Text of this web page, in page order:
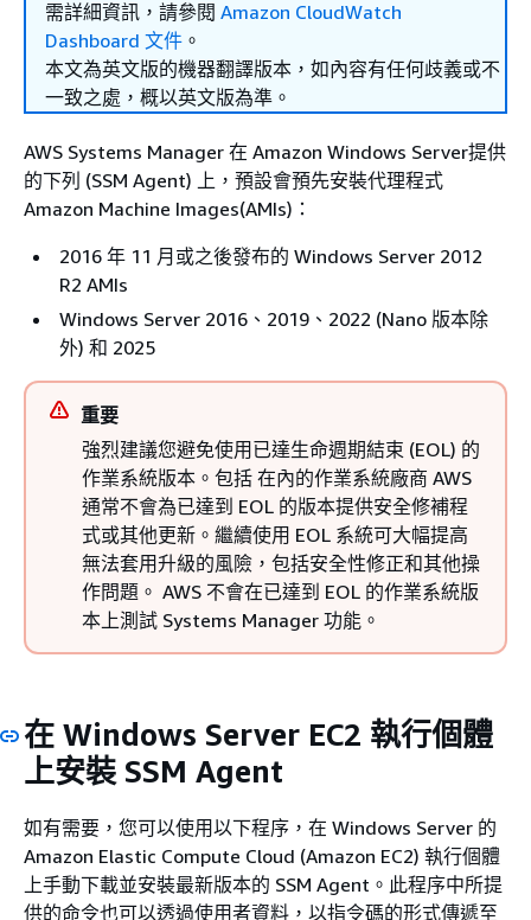
需詳細資訊，請參閱 Amazon CloudWatch
Dashboard 文件 。
本文為英文版的機器翻譯版本，如內容有任何歧義或不
一致之處，概以英文版為準。
AWS Systems Manager 在 Amazon Windows Server提供
的下列 (SSM Agent) 上，預設會預先安裝代理程式
Amazon Machine Images(AMIs)：
2016 年 11 月或之後發布的 Windows Server 2012
R2 AMIs
Windows Server 2016、2019、2022 (Nano 版本除
外) 和 2025
重要
強烈建議您避免使用已達生命週期結束 (EOL) 的
作業系統版本。包括 在內的作業系統廠商 AWS
通常不會為已達到 EOL 的版本提供安全修補程
式或其他更新。繼續使用 EOL 系統可大幅提高
無法套用升級的風險，包括安全性修正和其他操
作問題。 AWS 不會在已達到 EOL 的作業系統版
本上測試 Systems Manager 功能。
在 Windows Server EC2 執行個體
上安裝 SSM Agent
如有需要，您可以使用以下程序，在 Windows Server 的
Amazon Elastic Compute Cloud (Amazon EC2) 執行個體
上手動下載並安裝最新版本的 SSM Agent。此程序中所提
供的命令也可以透過使用者資料，以指令碼的形式傳遞至